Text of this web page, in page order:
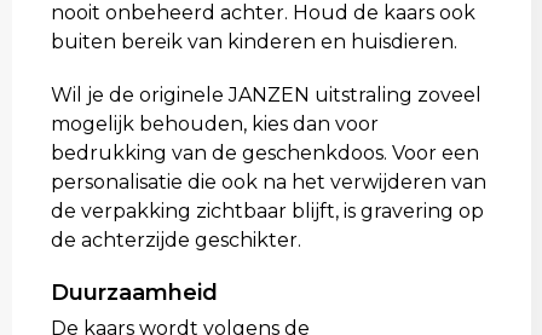
nooit onbeheerd achter. Houd de kaars ook
buiten bereik van kinderen en huisdieren.
Wil je de originele JANZEN uitstraling zoveel
mogelijk behouden, kies dan voor
bedrukking van de geschenkdoos. Voor een
personalisatie die ook na het verwijderen van
de verpakking zichtbaar blijft, is gravering op
de achterzijde geschikter.
Duurzaamheid
De kaars wordt volgens de